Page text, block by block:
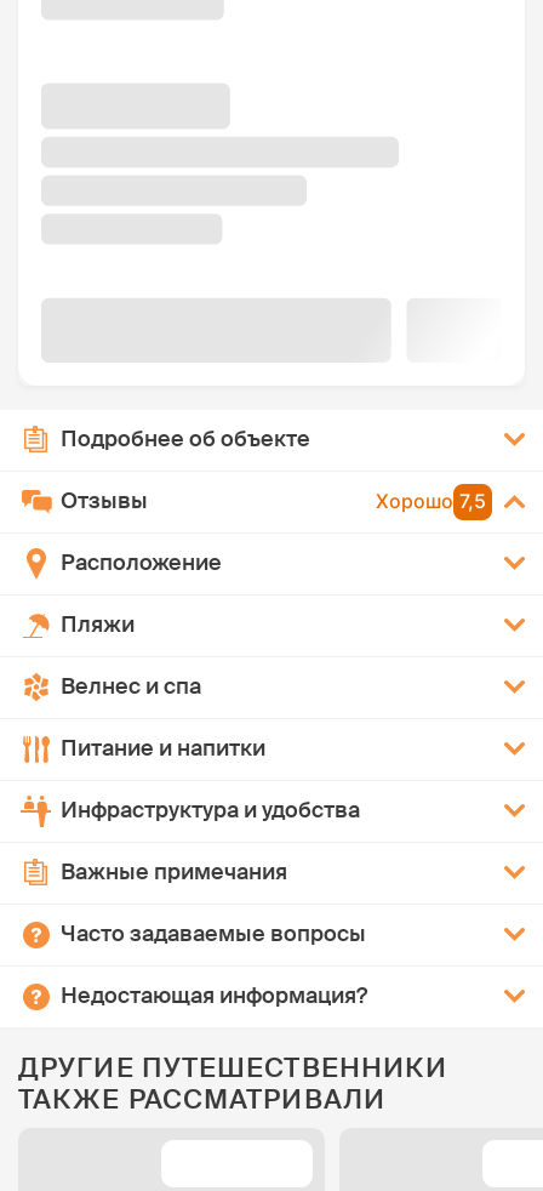
Подробнее об объекте
Отзывы Хорошо 7,5
Расположение
Пляжи
Велнес и спа
Питание и напитки
Инфраструктура и удобства
Важные примечания
Часто задаваемые вопросы
Недостающая информация?
ДРУГИЕ ПУТЕШЕСТВЕННИКИ
ТАКЖЕ РАССМАТРИВАЛИ